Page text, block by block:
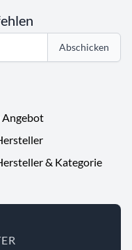
Abschicken
Angebot
& Kategorie